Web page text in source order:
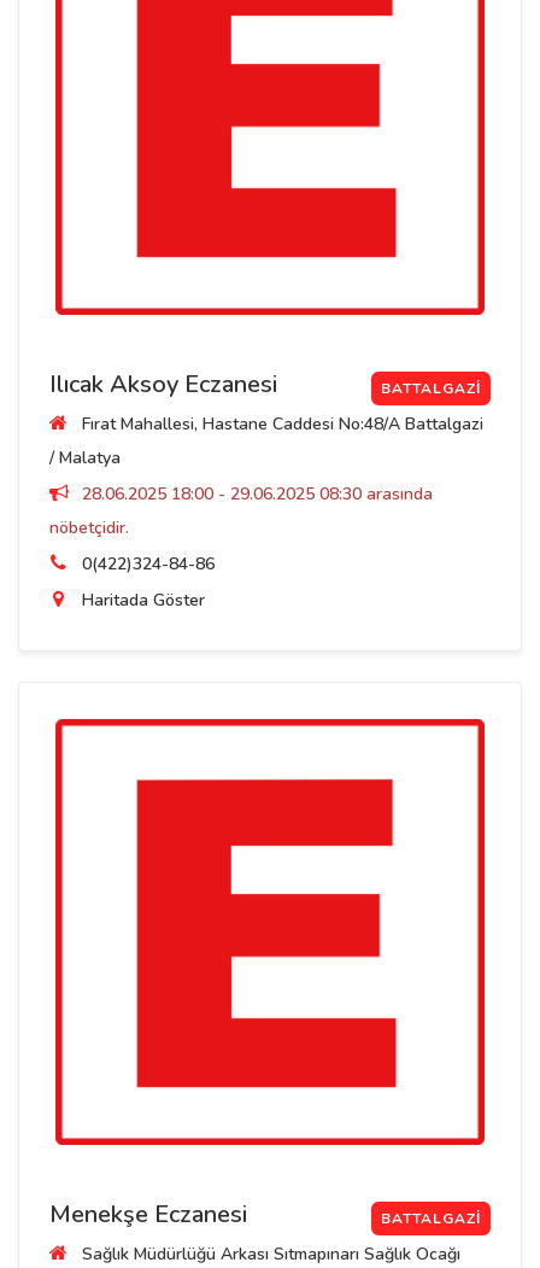
Ilıcak Aksoy Eczanesi BATTALGAZI
Fırat Mahallesi, Hastane Caddesi No:48/A Battalgazi
/ Malatya
28.06.2025 18:00 - 29.06.2025 08:30 arasında
nöbetçidir.
0(422)324-84-86
Haritada Göster
Menekşe Eczanesi BATTALGAZI
Sağlık Müdürlüğü Arkası Sıtmapınarı Sağlık Ocağı